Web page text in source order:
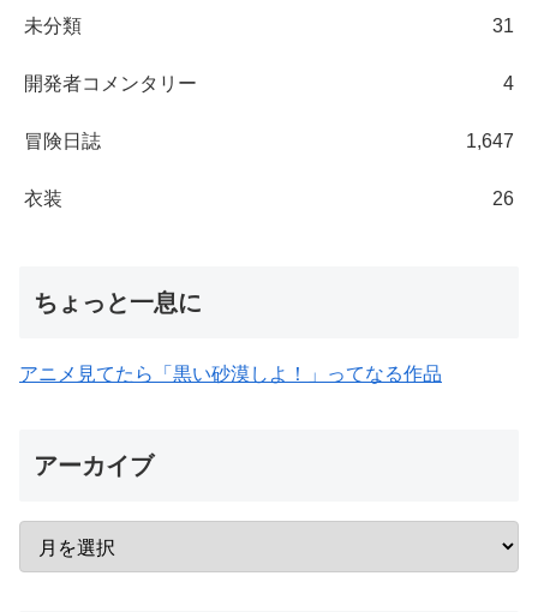
未分類 31
開発者コメンタリー 4
冒険日誌 1,647
衣装 26
ちょっと一息に
アニメ見てたら「黒い砂漠しよ！」ってなる作品
アーカイブ